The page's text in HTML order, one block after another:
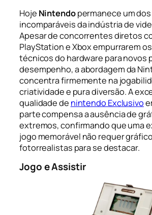
Hoje Nintendopermanece um
incomparáveis da indústria de
Apesar de concorrentes diretos
PlayStation e Xbox empurrarem
técnicos do hardware para novos
desempenho, a abordagem da
concentra firmemente na
criatividade e pura diversão. A
qualidade de nintendo Exclusivo
parte compensa a ausência de
extremos, confirmando que uma
jogo memorável não requer
fotorrealistas para se destacar.
Jogo e Assistir